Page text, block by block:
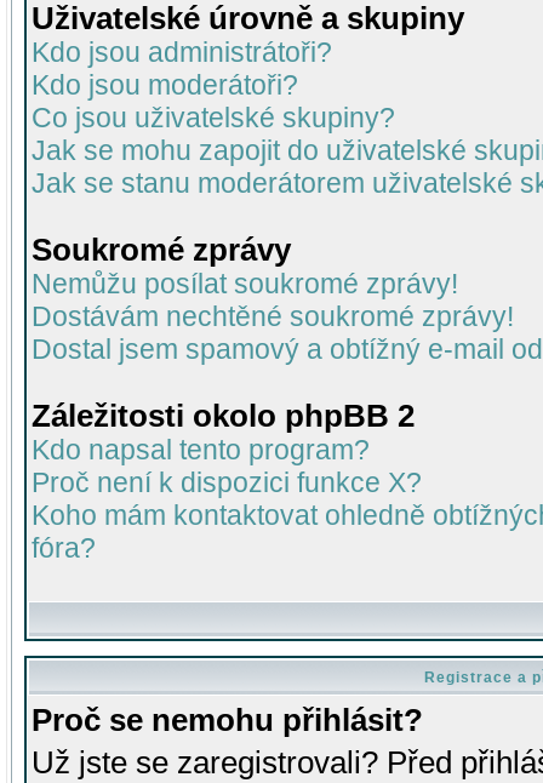
Uživatelské úrovně a skupiny
Kdo jsou administrátoři?
Kdo jsou moderátoři?
Co jsou uživatelské skupiny?
Jak se mohu zapojit do uživatelské
Jak se stanu moderátorem uživatelské
Soukromé zprávy
Nemůžu posílat soukromé zprávy!
Dostávám nechtěné soukromé zprávy!
Dostal jsem spamový a obtížný e-mail
Záležitosti okolo phpBB 2
Kdo napsal tento program?
Proč není k dispozici funkce X?
Koho mám kontaktovat ohledně
fóra?
Registrace a
Proč se nemohu přihlásit?
Už jste se zaregistrovali? Před